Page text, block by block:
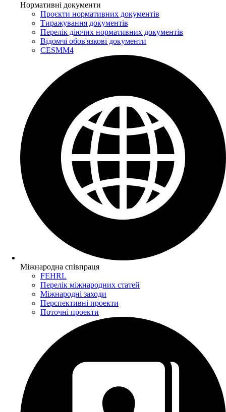
Нормативні документи
Проєкти нормативних документів
Тиражування документів
Перелік діючих нормативних документів
Відомчі обов'язкові документи
CESMM4
Міжнародна співпраця
FEHRL
Перелік міжнародних статей
Міжнародні заходи
Перспективні проекти
Поточні проекти